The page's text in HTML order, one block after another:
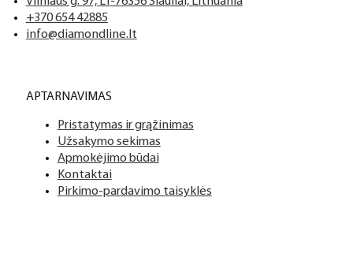
+370 654 42885
info@diamondline.lt
APTARNAVIMAS
Pristatymas ir grąžinimas
Užsakymo sekimas
Apmokėjimo būdai
Kontaktai
Pirkimo-pardavimo taisyklės